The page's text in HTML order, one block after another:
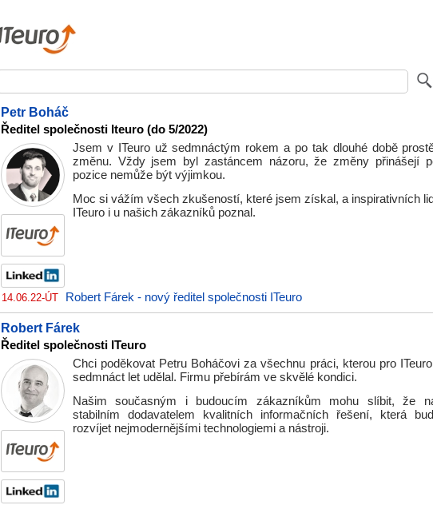
Petr Boháč
Ředitel společnosti Iteuro (do 5/2022)
Jsem v ITeuro už sedmnáctým rokem a po tak dlouhé době
změnu. Vždy jsem byl zastáncem názoru, že změny přinášejí
pozice nemůže být výjimkou.
Moc si vážím všech zkušeností, které jsem získal, a inspirativních
ITeuro i u našich zákazníků poznal.
14.06.22-ÚT Robert Fárek - nový ředitel společnosti ITeuro
Robert Fárek
Ředitel společnosti ITeuro
Chci poděkovat Petru Boháčovi za všechnu práci, kterou pro
sedmnáct let udělal. Firmu přebírám ve skvělé kondici.
Našim současným i budoucím zákazníkům mohu slíbit, že
stabilním dodavatelem kvalitních informačních řešení, která
rozvíjet nejmodernějšími technologiemi a nástroji.